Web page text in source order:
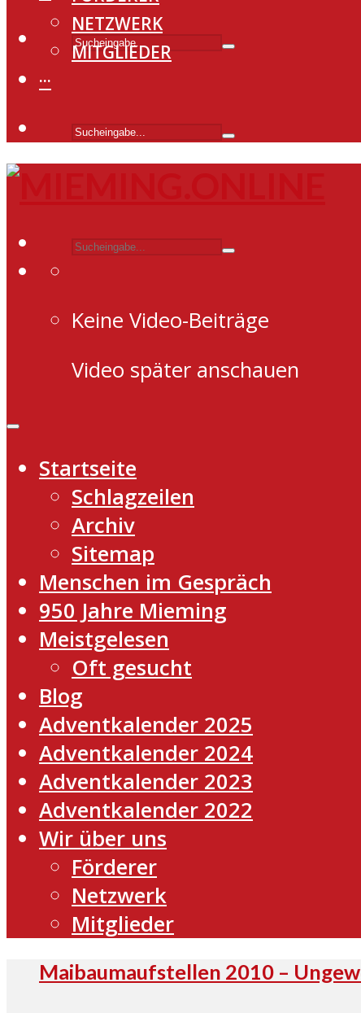
NETZWERK
MITGLIEDER
···
Keine Video-Beiträge
Video später anschauen
Startseite
Schlagzeilen
Archiv
Sitemap
Menschen im Gespräch
950 Jahre Mieming
Meistgelesen
Oft gesucht
Blog
Adventkalender 2025
Adventkalender 2024
Adventkalender 2023
Adventkalender 2022
Wir über uns
Förderer
Netzwerk
Mitglieder
Maibaumaufstellen 2010 –